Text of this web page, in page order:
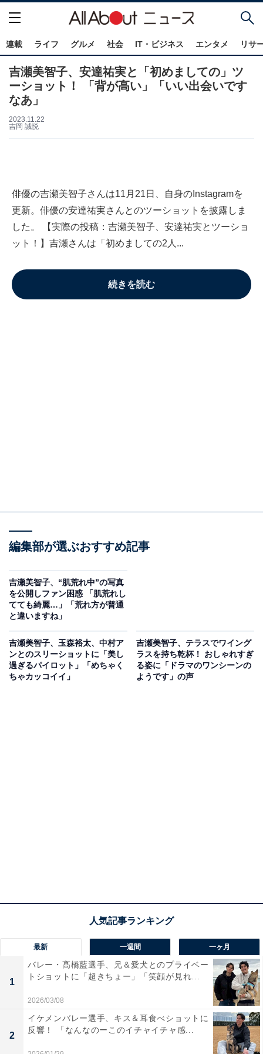
連載 ライフ グルメ 社会 IT・ビジネス エンタメ リサ
吉瀬美智子、安達祐実と「初めましての」ツ
ーショット！ 「背が高い」「いい出会いです
なあ」
2023.11.22
吉岡 誠悦
俳優の吉瀬美智子さんは11月21日、自身のInstagramを
更新。俳優の安達祐実さんとのツーショットを披露しま
した。 【実際の投稿：吉瀬美智子、安達祐実とツーショ
ット！】吉瀬さんは「初めましての2人...
続きを読む
編集部が選ぶおすすめ記事
吉瀬美智子、“肌荒れ中”の写真
を公開しファン困惑 「肌荒れし
てても綺麗…」「荒れ方が普通
と違いますね」
吉瀬美智子、玉森裕太、中村ア
ンとのスリーショットに「美し
過ぎるパイロット」「めちゃく
ちゃカッコイイ」
吉瀬美智子、テラスでワイング
ラスを持ち乾杯！ おしゃれすぎ
る姿に「ドラマのワンシーンの
ようです」の声
最新 一週間 一ヶ月
1
バレー・髙橋藍選手、兄＆愛犬とのプライベー
トショットに「超きちょー」「笑顔が見れ...
2026/03/08
2
イケメンバレー選手、キス＆耳食べショットに
反響！ 「なんなのーこのイチャイチャ感...